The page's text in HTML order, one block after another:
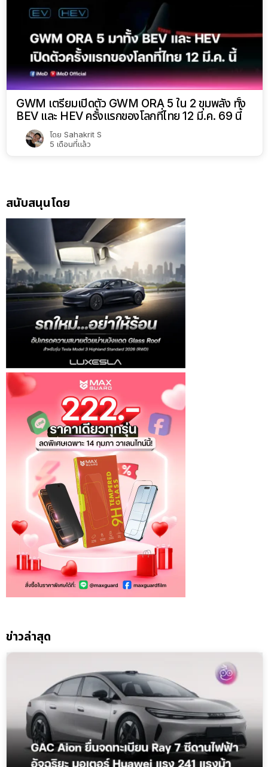
GWM เตรียมเปิดตัว GWM ORA 5 ใน 2 ขุมพลัง ทั้ง
BEV และ HEV ครั้งแรกของโลกที่ไทย 12 มี.ค. 69 นี้
โดย Sahakrit S
5 เดือนที่แล้ว
สนับสนุนโดย
ข่าวล่าสุด